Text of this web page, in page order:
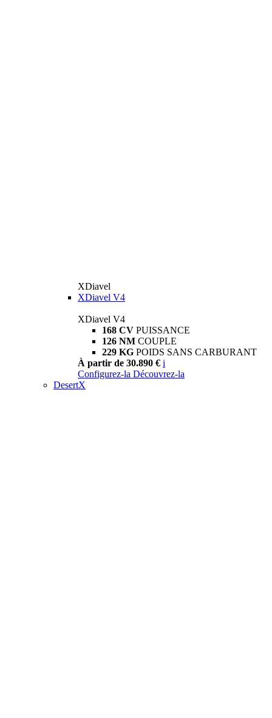
XDiavel
XDiavel V4
XDiavel V4
168 CV PUISSANCE
126 NM COUPLE
229 KG POIDS SANS CARBURANT
À partir de 30.890 € i
Configurez-la Découvrez-la
DesertX